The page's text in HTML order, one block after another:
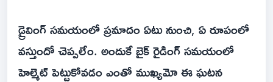
డ్రైవింగ్ స‌మ‌యంలో ప్ర‌మాదం ఏటు నుంచి, ఏ రూపంలో
వ‌స్తుందో చెప్ప‌లేం. అందుకే బైక్ రైడింగ్ స‌మ‌యంలో
హెల్మెట్ పెట్టుకోవ‌డం ఎంతో ముఖ్య‌మో ఈ ఘ‌ట‌న